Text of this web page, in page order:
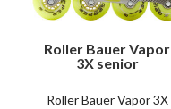
Roller Bauer Vapor
3X senior
Roller Bauer Vapor 3X